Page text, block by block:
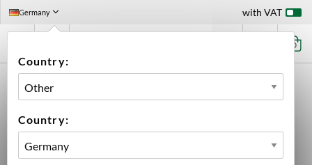
Germany
Country:
Country:
with VAT
0
CHUCK FOR CDLE/CDL CAN ENDS FOR CANNULAR